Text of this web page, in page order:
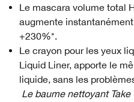
Le mascara volume total
augmente
+230%*.
Le crayon pour les yeux
Liquid Liner, apporte le
liquide, sans les
Le baume nettoyant